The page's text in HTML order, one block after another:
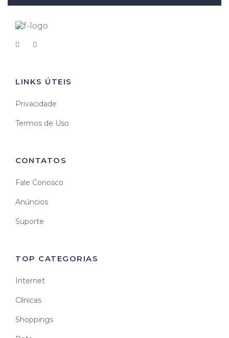
LINKS ÚTEIS
Privacidade
Termos de Uso
CONTATOS
Fale Conosco
Anúncios
Suporte
TOP CATEGORIAS
Internet
Clínicas
Shoppings